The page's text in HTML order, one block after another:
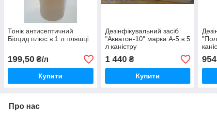
Тонік антисептичний
Біоцид плюс в 1 л пляшці
199,50 ₴/л
Купити
Дезінфікувальний засіб
"Акватон-10" марка А-5 в 5
л каністру
1 440₴
Купити
954
Про нас